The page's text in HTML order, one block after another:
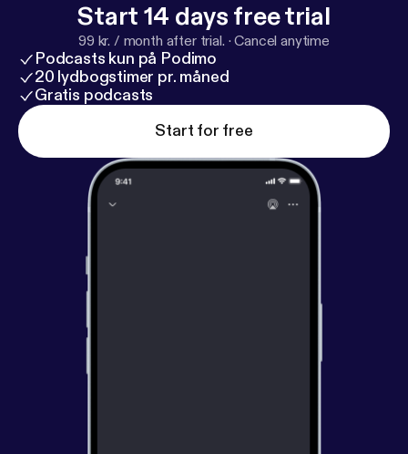
Start 14 days free trial
99 kr. / month after trial. ·Cancel anytime
Podcasts kun på Podimo
20 lydbogstimer pr. måned
Gratis podcasts
Start for free